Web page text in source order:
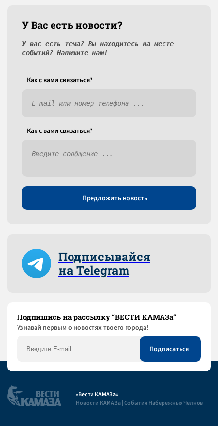
У Вас есть новости?
У вас есть тема? Вы находитесь на месте
событий? Напишите нам!
Как c вами связаться?
Как c вами связаться?
Предложить новость
Подписывайся
на Telegram
Подпишись на рассылку “ВЕСТИ КАМАЗа”
Узнaвай первым о новостях твоего города!
«Вести КАМАЗа»
Новости КАМАЗа | События Набережных Челнов